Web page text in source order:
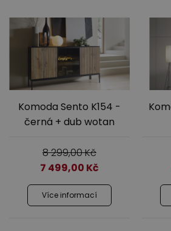
Komoda Sento K154 -
černá + dub wotan
8 299,00Kč
7 499,00 Kč
Více informací